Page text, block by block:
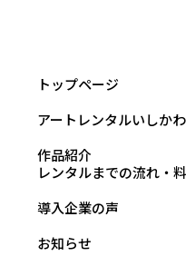
トップページ
アートレンタルいしか
作品紹介
レンタルまでの流れ・
導入企業の声
お知らせ